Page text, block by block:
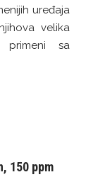
uređaja
velika
primeni sa
150 ppm